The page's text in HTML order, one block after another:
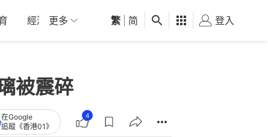
經濟 01深圳 觀點 健康 好食玩飛
更多 繁 简 登入
被震碎
在Google
追蹤《香港01》
4